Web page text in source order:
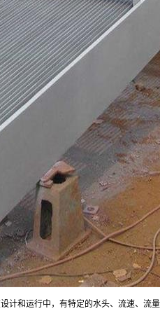
计和运行中，有特定的水头、流速、